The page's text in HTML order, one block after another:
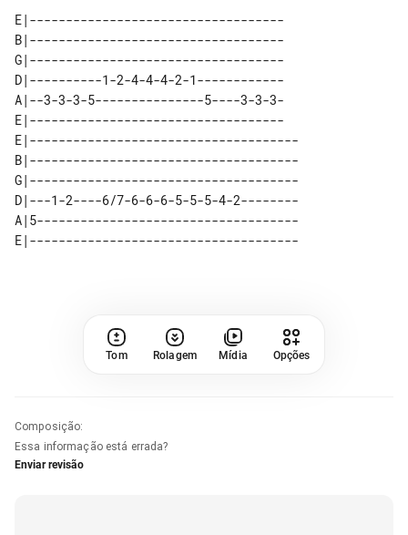
E|-----------------------------------
B|-----------------------------------
G|-----------------------------------
D|----------1-2-4-4-4-2-1------------
A|--3-3-3-5---------------5----3-3-3-
E|-----------------------------------
E|-------------------------------------
B|-------------------------------------
G|-------------------------------------
D|---1-2----6/7-6-6-6-5-5-5-4-2--------
A|5------------------------------------
Tom Rolagem Mídia Opções
Composição:
Essa informação está errada?
Enviar revisão